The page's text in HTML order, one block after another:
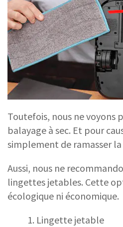
Toutefois, nous ne voyons
balayage à sec. Et pour
simplement de ramasser
Aussi, nous ne
lingettes jetables. Cette
écologique ni économique.
1. Lingette jetable